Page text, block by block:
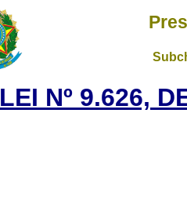
LEI Nº 9.626,